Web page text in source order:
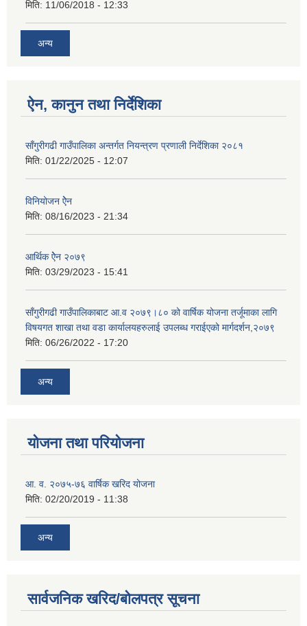
मिति: 11/06/2018 - 12:33
अन्य
ऐन, कानुन तथा निर्देशिका
साँगुरीगढी गाउँपालिका अन्तर्गत नियन्त्रण प्रणाली निर्देशिका २०८१
मिति: 01/22/2025 - 12:07
विनियोजन ऐेन
मिति: 08/16/2023 - 21:34
आर्थिक ऐेन २०७९
मिति: 03/29/2023 - 15:41
साँगुरीगढी गाउँपालिकाबाट आ.व २०७९।८० को वार्षिक योजना तर्जूमाका लागि
विषयगत शाखा तथा वडा कार्यालयहरुलाई उपलब्ध गराईएको मार्गदर्शन,२०७९
मिति: 06/26/2022 - 17:20
अन्य
योजना तथा परियोजना
आ. व. २०७५-७६ वार्षिक खरिद योजना
मिति: 02/20/2019 - 11:38
अन्य
सार्वजनिक खरिद/बोलपत्र सूचना